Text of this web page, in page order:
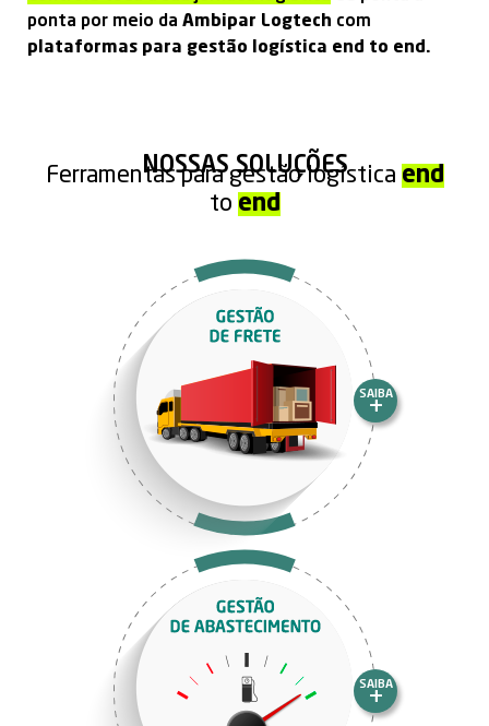
ponta por meio da Ambipar Logtech com
plataformas para gestão logística end to end.
NOSSAS SOLUÇÕES
Ferramentas para gestão logística end
to end
SAIBA
+
SAIBA
+